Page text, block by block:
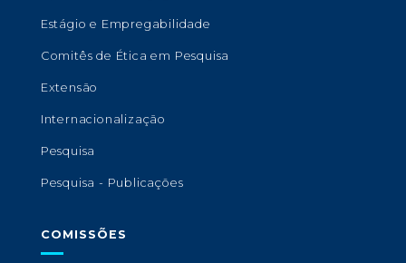
Estágio e Empregabilidade
Comitês de Ética em Pesquisa
Extensão
Internacionalização
Pesquisa
Pesquisa - Publicações
COMISSÕES